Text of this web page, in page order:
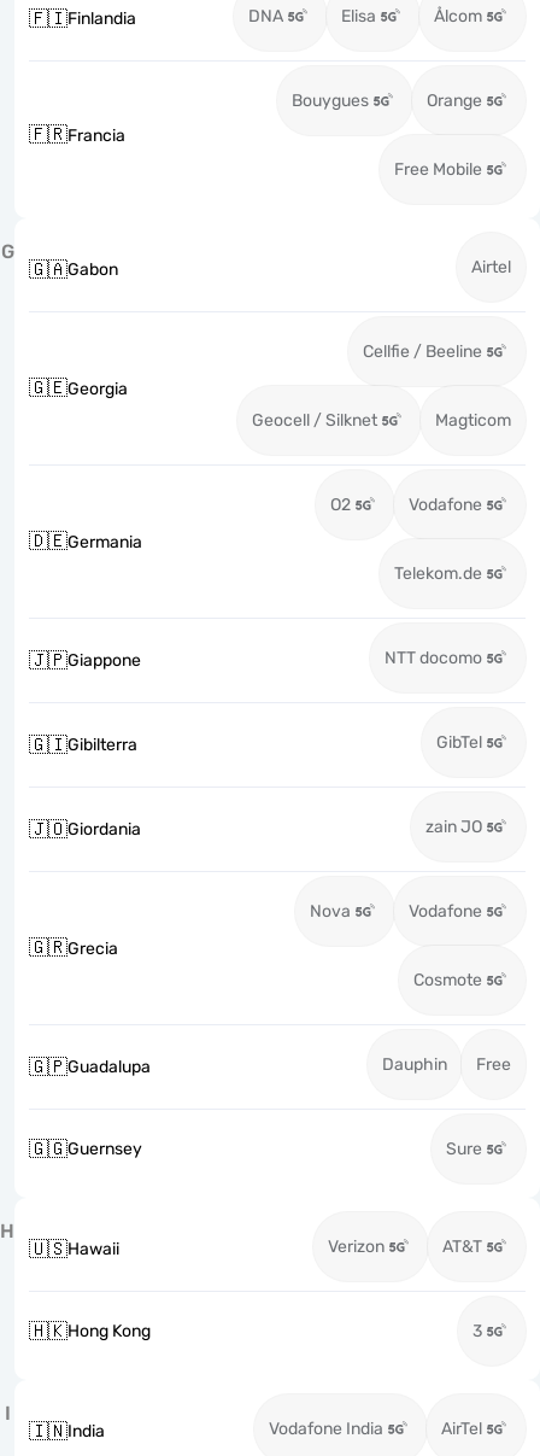
🇫🇮Finlandia DNA Elisa Ålcom
🇫🇷Francia
Bouygues Orange
Free Mobile
G
🇬🇦Gabon Airtel
🇬🇪Georgia
Cellfie / Beeline
Geocell / Silknet Magticom
🇩🇪Germania
O2 Vodafone
Telekom.de
🇯🇵Giappone NTT docomo
🇬🇮Gibilterra GibTel
🇯🇴Giordania zain JO
🇬🇷Grecia
Nova Vodafone
Cosmote
🇬🇵Guadalupa Dauphin Free
🇬🇬Guernsey Sure
H
🇺🇸Hawaii Verizon AT&T
🇭🇰Hong Kong 3
I
🇮🇳India Vodafone India AirTel